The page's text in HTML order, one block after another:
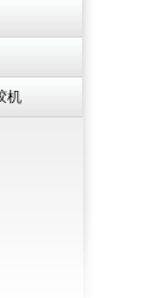
机